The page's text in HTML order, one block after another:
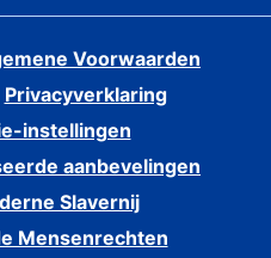
Voorwaarden
Privacyverklaring
instellingen
aanbevelingen
Slavernij
Mensenrechten